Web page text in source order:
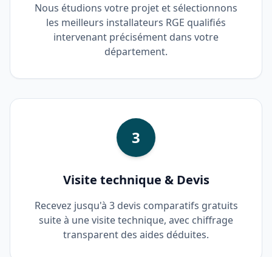
Nous étudions votre projet et sélectionnons
les meilleurs installateurs RGE qualifiés
intervenant précisément dans votre
département.
3
Visite technique & Devis
Recevez jusqu'à 3 devis comparatifs gratuits
suite à une visite technique, avec chiffrage
transparent des aides déduites.